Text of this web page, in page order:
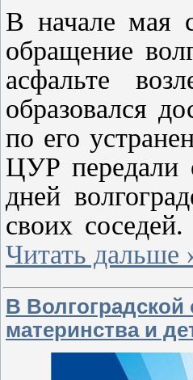
В начале мая
обращение
асфальте
образовался
по его
ЦУР передали
дней
своих
Читать дальше
В
материнства и